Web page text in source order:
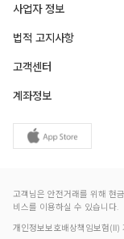
사업자 정보
법적 고지사항
고객센터
계좌정보
고객님은 안전거래를 위해 현
비스를 이용하실 수 있습니다.
개인정보보호배상책임보험